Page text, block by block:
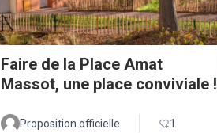
Faire de la Place Amat
Massot, une place conviviale !
Proposition officielle 1